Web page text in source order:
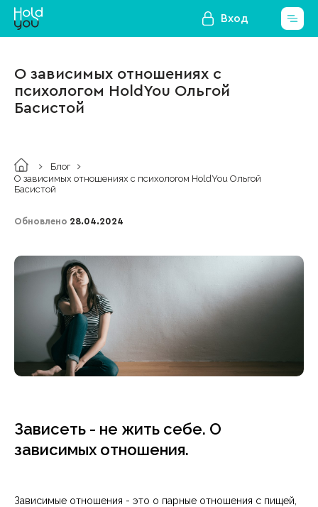
Вход
О зависимых отношениях с
психологом HoldYou Ольгой
Басистой
Блог
О зависимых отношениях с психологом HoldYou Ольгой
Басистой
Обновлено 28.04.2024
Зависеть - не жить себе. О
зависимых отношения.
Зависимые отношения - это о парные отношения с пищей,